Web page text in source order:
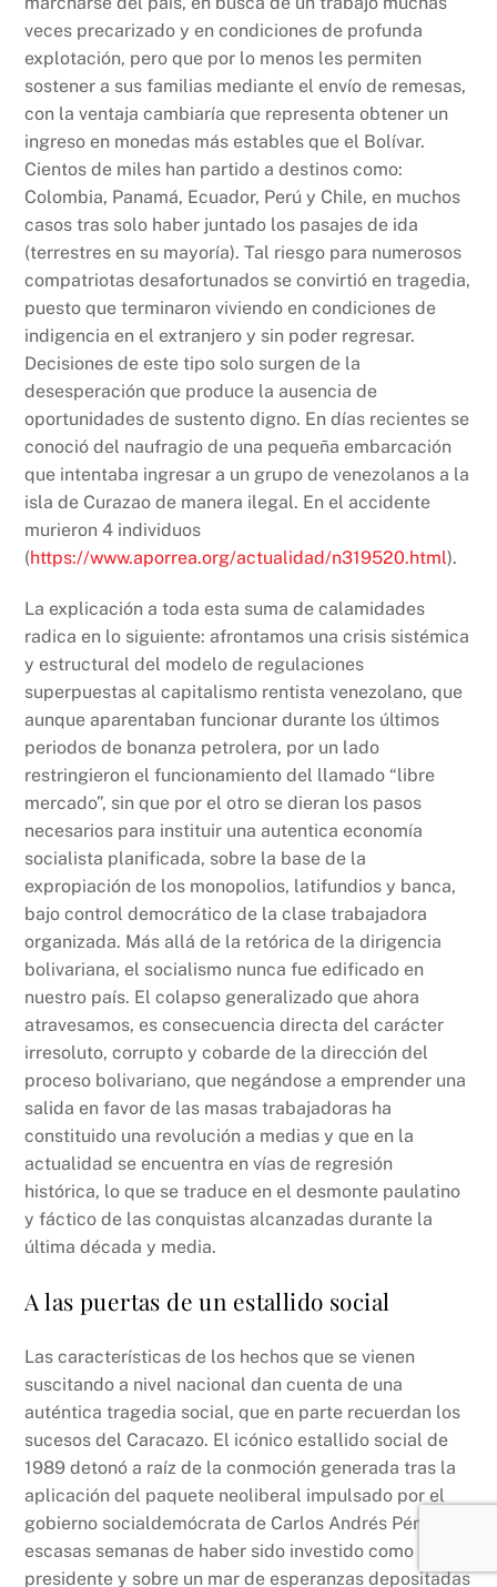
veces precarizado y en condiciones de profunda
explotación, pero que por lo menos les permiten
sostener a sus familias mediante el envío de remesas,
con la ventaja cambiaría que representa obtener un
ingreso en monedas más estables que el Bolívar.
Cientos de miles han partido a destinos como:
Colombia, Panamá, Ecuador, Perú y Chile, en muchos
casos tras solo haber juntado los pasajes de ida
(terrestres en su mayoría). Tal riesgo para numerosos
compatriotas desafortunados se convirtió en tragedia,
puesto que terminaron viviendo en condiciones de
indigencia en el extranjero y sin poder regresar.
Decisiones de este tipo solo surgen de la
desesperación que produce la ausencia de
oportunidades de sustento digno. En días recientes se
conoció del naufragio de una pequeña embarcación
que intentaba ingresar a un grupo de venezolanos a la
isla de Curazao de manera ilegal. En el accidente
murieron 4 individuos
(https://www.aporrea.org/actualidad/n319520.html).
La explicación a toda esta suma de calamidades
radica en lo siguiente: afrontamos una crisis sistémica
y estructural del modelo de regulaciones
superpuestas al capitalismo rentista venezolano, que
aunque aparentaban funcionar durante los últimos
periodos de bonanza petrolera, por un lado
restringieron el funcionamiento del llamado “libre
mercado”, sin que por el otro se dieran los pasos
necesarios para instituir una autentica economía
socialista planificada, sobre la base de la
expropiación de los monopolios, latifundios y banca,
bajo control democrático de la clase trabajadora
organizada. Más allá de la retórica de la dirigencia
bolivariana, el socialismo nunca fue edificado en
nuestro país. El colapso generalizado que ahora
atravesamos, es consecuencia directa del carácter
irresoluto, corrupto y cobarde de la dirección del
proceso bolivariano, que negándose a emprender una
salida en favor de las masas trabajadoras ha
constituido una revolución a medias y que en la
actualidad se encuentra en vías de regresión
histórica, lo que se traduce en el desmonte paulatino
y fáctico de las conquistas alcanzadas durante la
última década y media.
A las puertas de un estallido social
Las características de los hechos que se vienen
suscitando a nivel nacional dan cuenta de una
auténtica tragedia social, que en parte recuerdan los
sucesos del Caracazo. El icónico estallido social de
1989 detonó a raíz de la conmoción generada tras la
aplicación del paquete neoliberal impulsado por el
gobierno socialdemócrata de Carlos Andrés Pérez, a
escasas semanas de haber sido investido como
presidente y sobre un mar de esperanzas depositadas